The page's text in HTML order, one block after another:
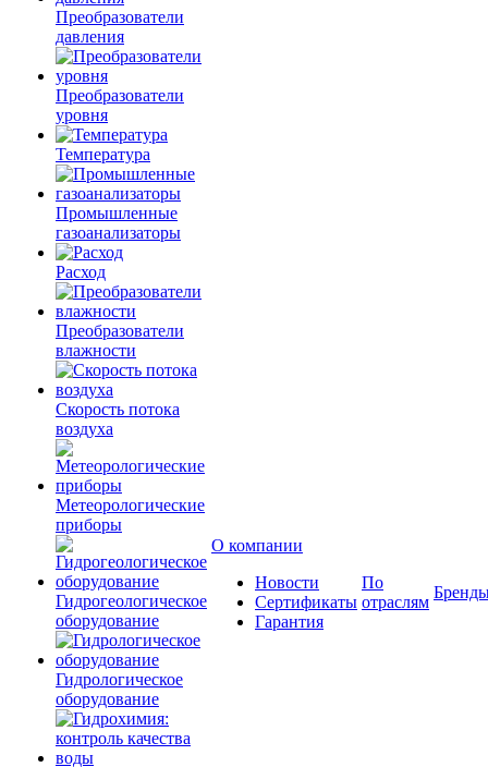
Преобразователи
давления
Преобразователи
уровня
Температура
Промышленные
газоанализаторы
Расход
Преобразователи
влажности
Скорость потока
воздуха
Метеорологические
приборы
Гидрогеологическое
оборудование
Гидрологическое
оборудование
О компании
Новости
Сертификаты
Гарантия
По
отраслям